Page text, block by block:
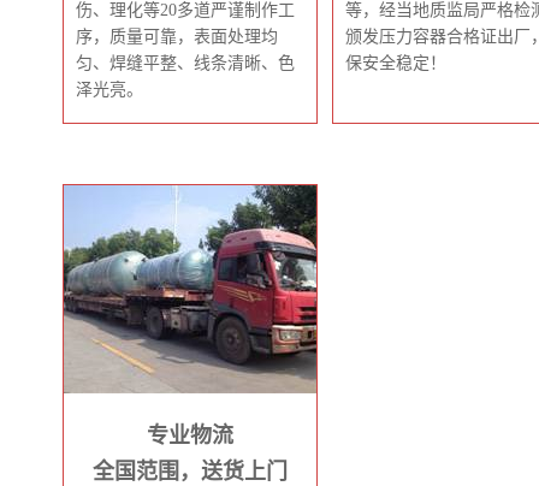
伤、理化等20多道严谨制作工
序，质量可靠，表面处理均
匀、焊缝平整、线条清晰、色
泽光亮。
等，经当地质监局严格检
颁发压力容器合格证出厂
保安全稳定！
专业物流
全国范围，送货上门